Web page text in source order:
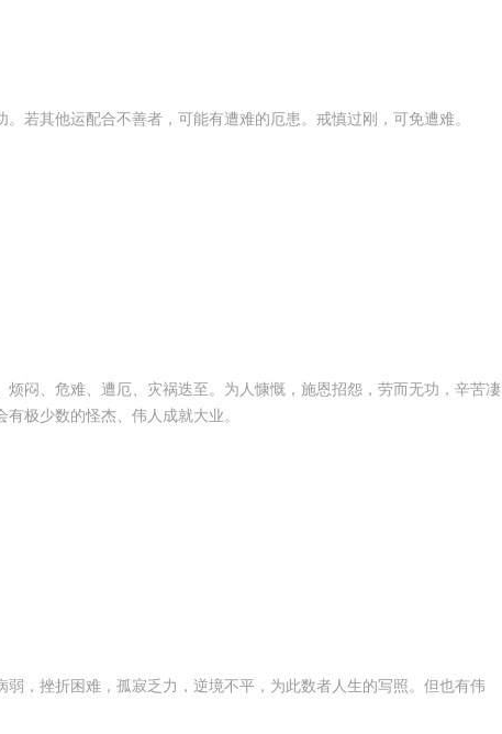
若其他运配合不善者，可能有遭难的厄患。戒慎过刚，可免遭难。
闷、危难、遭厄、灾祸迭至。为人慷慨，施恩招怨，劳而无功，辛苦凄
极少数的怪杰、伟人成就大业。
，挫折困难，孤寂乏力，逆境不平，为此数者人生的写照。但也有伟